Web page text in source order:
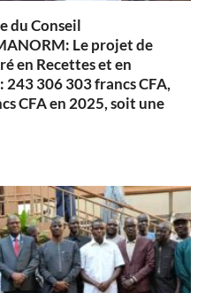
du Conseil
Le projet de
en Recettes et en
243 306 303 francs CFA,
CFA en 2025, soit une